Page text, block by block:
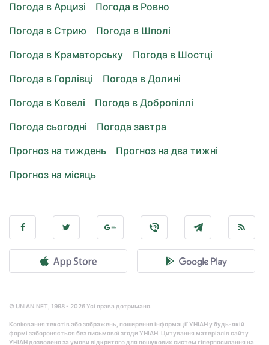
Погода в Арцизі
Погода в Ровно
Погода в Стрию
Погода в Шполі
Погода в Краматорську
Погода в Шостці
Погода в Горлівці
Погода в Долині
Погода в Ковелі
Погода в Добропіллі
Погода сьогодні
Погода завтра
Прогноз на тиждень
Прогноз на два тижні
Прогноз на місяць
© UNIAN.NET, 1998 - 2026 Усі права дотримано.
Копіювання текстів або зображень, поширення інформації УНІАН у будь-якій
формі забороняється без письмової згоди УНІАН. Цитування матеріалів сайту
УНІАН дозволено за умови відкритого для пошукових систем гіперпосилання на